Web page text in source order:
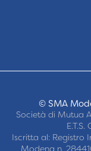
© SMA
Società di Mutua
Iscritta al: Registro
Modena n.